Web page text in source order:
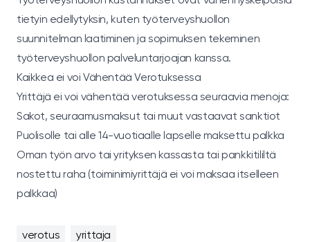
tietyin edellytyksin, kuten työterveyshuollon
suunnitelman laatiminen ja sopimuksen tekeminen
työterveyshuollon palveluntarjoajan kanssa.
Kaikkea ei voi Vähentää Verotuksessa
Yrittäjä ei voi vähentää verotuksessa seuraavia menoja:
Sakot, seuraamusmaksut tai muut vastaavat sanktiot
Puolisolle tai alle 14-vuotiaalle lapselle maksettu palkka
Oman työn arvo tai yrityksen kassasta tai pankkitililtä
nostettu raha (toiminimiyrittäjä ei voi maksaa itselleen
palkkaa)
verotus yrittaja